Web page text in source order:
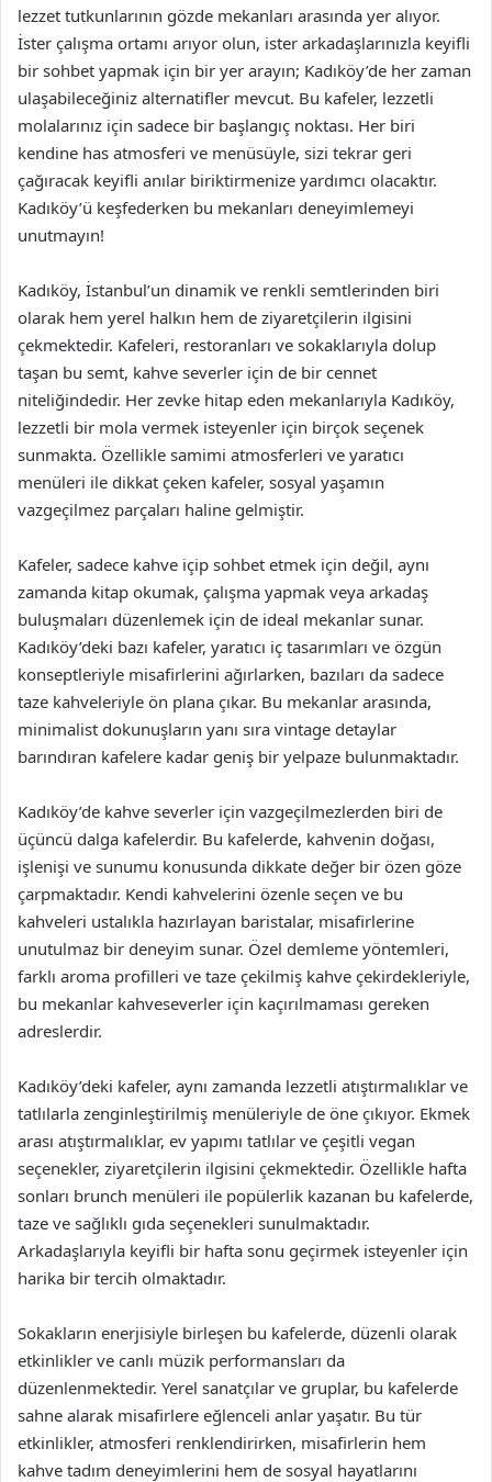
lezzet tutkunlarının gözde mekanları arasında yer alıyor.
İster çalışma ortamı arıyor olun, ister arkadaşlarınızla keyifli
bir sohbet yapmak için bir yer arayın; Kadıköy’de her zaman
ulaşabileceğiniz alternatifler mevcut. Bu kafeler, lezzetli
molalarınız için sadece bir başlangıç noktası. Her biri
kendine has atmosferi ve menüsüyle, sizi tekrar geri
çağıracak keyifli anılar biriktirmenize yardımcı olacaktır.
Kadıköy’ü keşfederken bu mekanları deneyimlemeyi
unutmayın!
Kadıköy, İstanbul’un dinamik ve renkli semtlerinden biri
olarak hem yerel halkın hem de ziyaretçilerin ilgisini
çekmektedir. Kafeleri, restoranları ve sokaklarıyla dolup
taşan bu semt, kahve severler için de bir cennet
niteliğindedir. Her zevke hitap eden mekanlarıyla Kadıköy,
lezzetli bir mola vermek isteyenler için birçok seçenek
sunmakta. Özellikle samimi atmosferleri ve yaratıcı
menüleri ile dikkat çeken kafeler, sosyal yaşamın
vazgeçilmez parçaları haline gelmiştir.
Kafeler, sadece kahve içip sohbet etmek için değil, aynı
zamanda kitap okumak, çalışma yapmak veya arkadaş
buluşmaları düzenlemek için de ideal mekanlar sunar.
Kadıköy’deki bazı kafeler, yaratıcı iç tasarımları ve özgün
konseptleriyle misafirlerini ağırlarken, bazıları da sadece
taze kahveleriyle ön plana çıkar. Bu mekanlar arasında,
minimalist dokunuşların yanı sıra vintage detaylar
barındıran kafelere kadar geniş bir yelpaze bulunmaktadır.
Kadıköy’de kahve severler için vazgeçilmezlerden biri de
üçüncü dalga kafelerdir. Bu kafelerde, kahvenin doğası,
işlenişi ve sunumu konusunda dikkate değer bir özen göze
çarpmaktadır. Kendi kahvelerini özenle seçen ve bu
kahveleri ustalıkla hazırlayan baristalar, misafirlerine
unutulmaz bir deneyim sunar. Özel demleme yöntemleri,
farklı aroma profilleri ve taze çekilmiş kahve çekirdekleriyle,
bu mekanlar kahveseverler için kaçırılmaması gereken
adreslerdir.
Kadıköy’deki kafeler, aynı zamanda lezzetli atıştırmalıklar ve
tatlılarla zenginleştirilmiş menüleriyle de öne çıkıyor. Ekmek
arası atıştırmalıklar, ev yapımı tatlılar ve çeşitli vegan
seçenekler, ziyaretçilerin ilgisini çekmektedir. Özellikle hafta
sonları brunch menüleri ile popülerlik kazanan bu kafelerde,
taze ve sağlıklı gıda seçenekleri sunulmaktadır.
Arkadaşlarıyla keyifli bir hafta sonu geçirmek isteyenler için
harika bir tercih olmaktadır.
Sokakların enerjisiyle birleşen bu kafelerde, düzenli olarak
etkinlikler ve canlı müzik performansları da
düzenlenmektedir. Yerel sanatçılar ve gruplar, bu kafelerde
sahne alarak misafirlere eğlenceli anlar yaşatır. Bu tür
etkinlikler, atmosferi renklendirirken, misafirlerin hem
kahve tadım deneyimlerini hem de sosyal hayatlarını